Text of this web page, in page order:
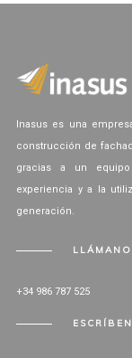
Inasus es una
construcción de
gracias a un
experiencia y a la
generación.
+34 986 787 525